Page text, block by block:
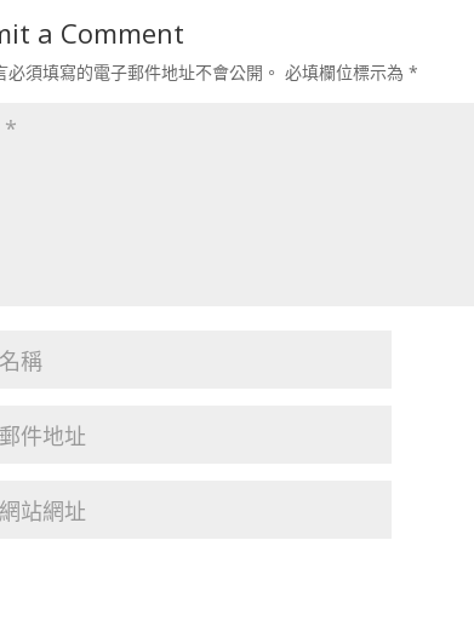
a Comment
必須填寫的電子郵件地址不會公開。 必填欄位標示為*